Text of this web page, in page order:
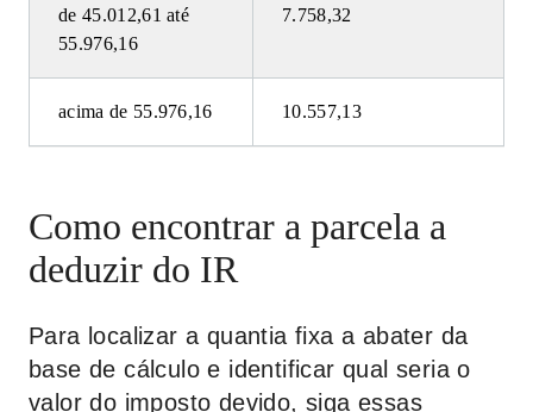
de 45.012,61 até
55.976,16
7.758,32
acima de 55.976,16 10.557,13
Como encontrar a parcela a
deduzir do IR
Para localizar a quantia fixa a abater da
base de cálculo e identificar qual seria o
valor do imposto devido, siga essas